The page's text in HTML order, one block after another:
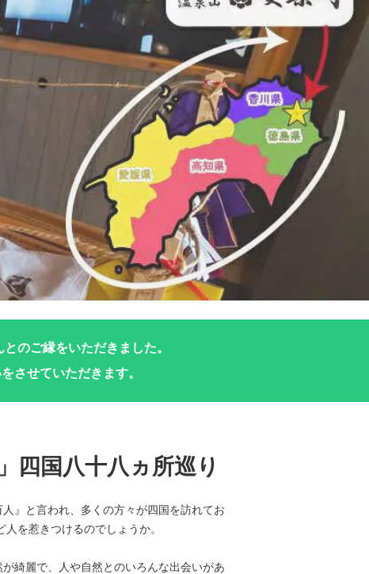
のご縁をいただきました。
させていただきます。
四国八十八ヵ所巡り
』と言われ、多くの方々が四国を訪れてお
を惹きつけるのでしょうか。
が綺麗で、人や自然とのいろんな出会いがあ